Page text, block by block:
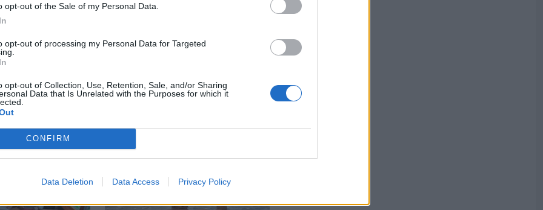
opt-out of the Sale of my Personal Data.
opt-out of processing my Personal Data for Targeted
opt-out of Collection, Use, Retention, Sale, and/or Sharing
Data that Is Unrelated with the Purposes for which it
CONFIRM
Data Deletion Data Access Privacy Policy
nélkül,
háznak
Szembementek a
kilóg a sorból a
Szuperligában